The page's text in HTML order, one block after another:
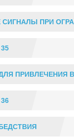
СИГНАЛЫ ПРИ
ПРИВЛЕЧЕНИЯ